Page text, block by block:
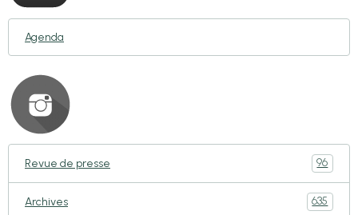
Agenda
Revue de presse 96
Archives 635